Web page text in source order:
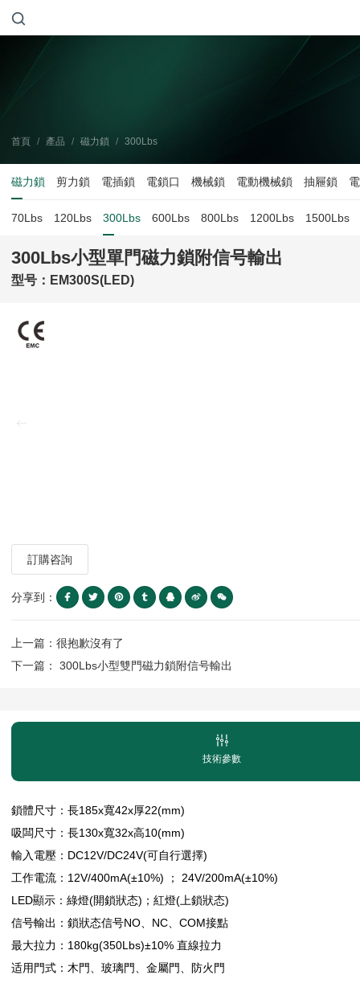
首頁 / 產品 / 磁力鎖 / 300Lbs
磁力鎖 剪力鎖 電插鎖 電鎖口 機械鎖 電動機械鎖 抽屜鎖
70Lbs 120Lbs 300Lbs 600Lbs 800Lbs 1200Lbs 1500Lbs
300Lbs小型單門磁力鎖附信号輸出
型号：EM300S(LED)
分享到：
訂購咨詢
上一篇：很抱歉沒有了
下一篇： 300Lbs小型雙門磁力鎖附信号輸出
技術參數
鎖體尺寸：長185x寬42x厚22(mm)
吸闆尺寸：長130x寬32x高10(mm)
輸入電壓：DC12V/DC24V(可自行選擇)
工作電流：12V/400mA(±10%) ； 24V/200mA(±10%)
LED顯示：綠燈(開鎖狀态)；紅燈(上鎖狀态)
信号輸出：鎖狀态信号NO、NC、COM接點
最大拉力：180kg(350Lbs)±10% 直線拉力
适用門式：木門、玻璃門、金屬門、防火門